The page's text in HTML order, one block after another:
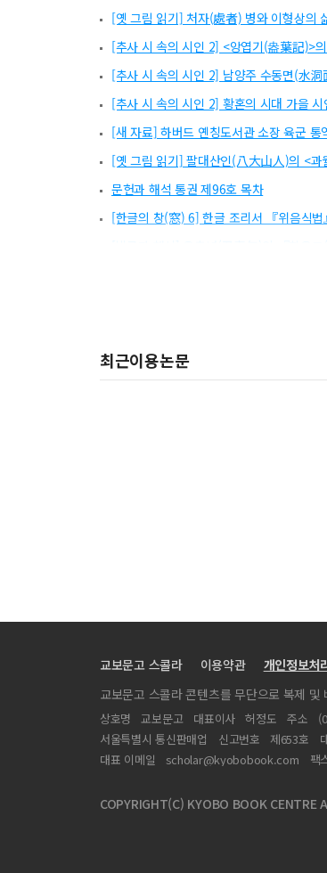
[옛 그림 읽기] 처자(處者) 병와 이형상의
[추사 시 속의 시인 2] <앙엽기(盎葉記)>
[추사 시 속의 시인 2] 남양주 수동면(水
[추사 시 속의 시인 2] 황혼의 시대 가을
[새 자료] 하버드 옌칭도서관 소장 육군
[옛 그림 읽기] 팔대산인(八大山人)의 <
문헌과 해석 통권 제96호 목차
[한글의 창(窓) 6] 한글 조리서 『위음식
최근이용논문
교보문고 스콜라 이용약관 개인정보처
교보문고 스콜라 콘텐츠를 무단으로 복제
상호명 교보문고 대표이사 허정도 주소
서울특별시 통신판매업
신고번호 제653호
대표 이메일
scholar@kyobobook.com 팩
COPYRIGHT(C) KYOBO BOOK CENTRE